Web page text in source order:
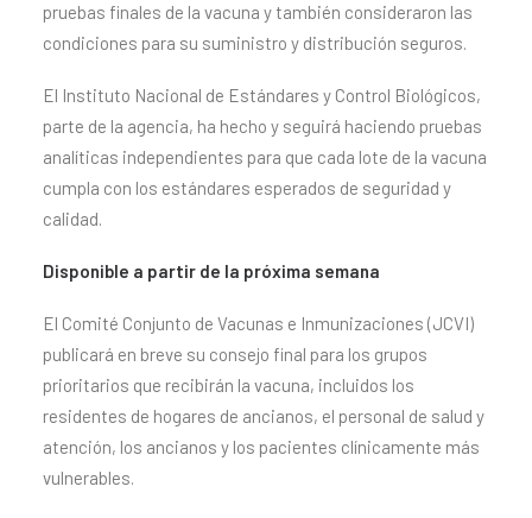
pruebas finales de la vacuna y también consideraron las
condiciones para su suministro y distribución seguros.
El Instituto Nacional de Estándares y Control Biológicos,
parte de la agencia, ha hecho y seguirá haciendo pruebas
analíticas independientes para que cada lote de la vacuna
cumpla con los estándares esperados de seguridad y
calidad.
Disponible a partir de la próxima semana
El Comité Conjunto de Vacunas e Inmunizaciones (JCVI)
publicará en breve su consejo final para los grupos
prioritarios que recibirán la vacuna, incluidos los
residentes de hogares de ancianos, el personal de salud y
atención, los ancianos y los pacientes clínicamente más
vulnerables.